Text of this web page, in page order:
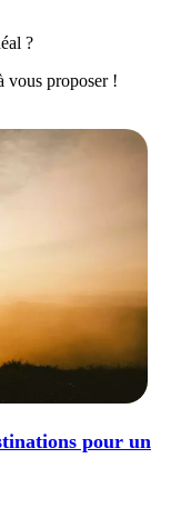
?
vous proposer !
pour un